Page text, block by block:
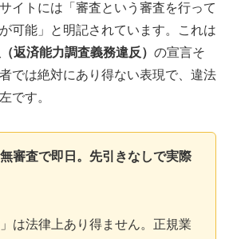
イトには「審査という審査を行って
可能」と明記されています。これは
返済能力調査義務違反） の宣言そ
では絶対にあり得ない表現で、違法
です。
無審査で即日。先引きなしで実際
」は法律上あり得ません。正規業